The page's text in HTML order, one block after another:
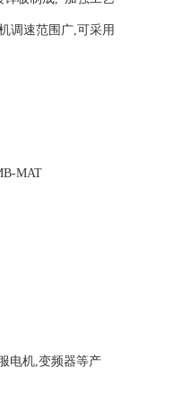
调速范围广,可采用
MAT
电机,变频器等产